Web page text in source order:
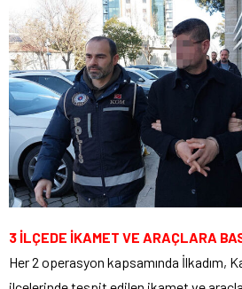
3 İLÇEDE İKAMET VE ARAÇLARA
Her 2 operasyon kapsamında İlkadım,